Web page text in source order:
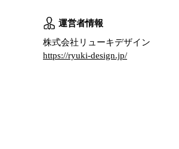
運営者情報
株式会社リューキデザイン
https://ryuki-design.jp/